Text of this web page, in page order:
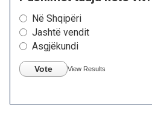
Në Shqipëri
Jashtë vendit
Asgjëkundi
Vote View Results